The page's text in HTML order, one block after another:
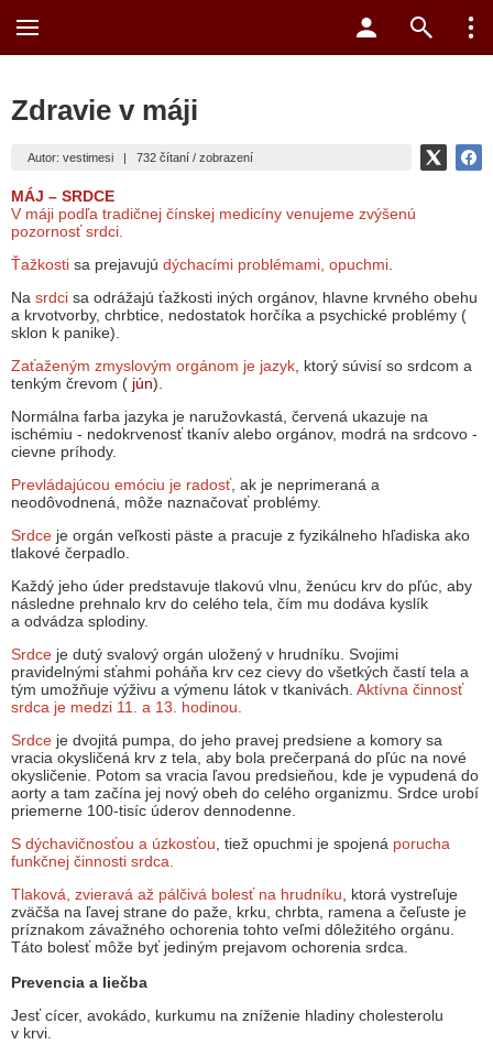
Zdravie v máji
Autor: vestimesi | 732 čítaní / zobrazení
MÁJ – SRDCE
V máji podľa tradičnej čínskej medicíny venujeme zvýšenú
pozornosť srdci.
Ťažkosti sa prejavujú dýchacími problémami, opuchmi
Na srdci sa odrážajú ťažkosti iných orgánov, hlavne krvného obehu
a krvotvorby, chrbtice, nedostatok horčíka a psychické problémy (
sklon k panike).
Zaťaženým zmyslovým orgánom je jazyk , ktorý súvisí so srdcom a
tenkým črevom ( jún).
Normálna farba jazyka je naružovkastá, červená ukazuje na
ischémiu - nedokrvenosť tkanív alebo orgánov, modrá na srdcovo -
cievne príhody.
Prevládajúcou emóciu je radosť, ak je neprimeraná a
neodôvodnená, môže naznačovať problémy.
Srdce je orgán veľkosti päste a pracuje z fyzikálneho hľadiska ako
tlakové čerpadlo.
Každý jeho úder predstavuje tlakovú vlnu, ženúcu krv do pľúc, aby
následne prehnalo krv do celého tela, čím mu dodáva kyslík
a odvádza splodiny.
Srdce je dutý svalový orgán uložený v hrudníku. Svojimi
pravidelnými sťahmi poháňa krv cez cievy do všetkých častí tela a
tým umožňuje výživu a výmenu látok v tkanivách. Aktívna činnosť
srdca je medzi 11. a 13. hodinou.
Srdce je dvojitá pumpa, do jeho pravej predsiene a komory sa
vracia okysličená krv z tela, aby bola prečerpaná do pľúc na nové
okysličenie. Potom sa vracia ľavou predsieňou, kde je vypudená do
aorty a tam začína jej nový obeh do celého organizmu. Srdce urobí
priemerne 100-tisíc úderov dennodenne.
S dýchavičnosťou a úzkosťou , tiež opuchmi je spojená porucha
funkčnej činnosti srdca.
Tlaková, zvieravá až pálčivá bolesť na hrudníku , ktorá vystreľuje
zväčša na ľavej strane do paže, krku, chrbta, ramena a čeľuste je
príznakom závažného ochorenia tohto veľmi dôležitého orgánu.
Táto bolesť môže byť jediným prejavom ochorenia srdca.
Prevencia a liečba
Jesť cícer, avokádo, kurkumu na zníženie hladiny cholesterolu
v krvi.